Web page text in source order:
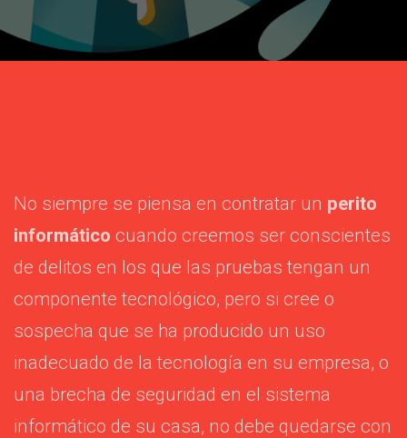
No siempre se piensa en contratar un perito
informático cuando creemos ser conscientes
de delitos en los que las pruebas tengan un
componente tecnológico, pero si cree o
sospecha que se ha producido un uso
inadecuado de la tecnología en su empresa, o
una brecha de seguridad en el sistema
informático de su casa, no debe quedarse con